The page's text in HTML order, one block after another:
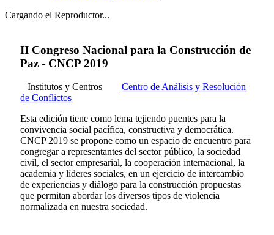
Cargando el Reproductor...
II Congreso Nacional para la Construcción de
Paz - CNCP 2019
Institutos y Centros
Centro de Análisis y Resolución
de Conflictos
Esta edición tiene como lema tejiendo puentes para la
convivencia social pacífica, constructiva y democrática.
CNCP 2019 se propone como un espacio de encuentro para
congregar a representantes del sector público, la sociedad
civil, el sector empresarial, la cooperación internacional, la
academia y líderes sociales, en un ejercicio de intercambio
de experiencias y diálogo para la construcción propuestas
que permitan abordar los diversos tipos de violencia
normalizada en nuestra sociedad.